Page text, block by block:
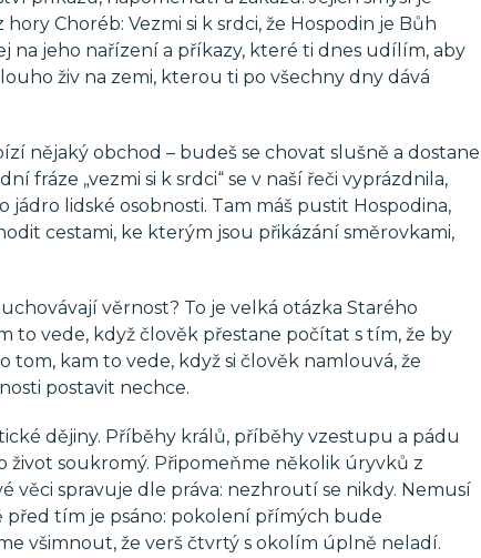
Choréb: Vezmi si k srdci, že Hospodin je Bůh
na jeho nařízení a příkazy, které ti dnes udílím, aby
živ na zemi, kterou ti po všechny dny dává
nějaký obchod – budeš se chovat slušně a dostane
fráze „vezmi si k srdci“ se v naší řeči vyprázdnila,
jádro lidské osobnosti. Tam máš pustit Hospodina,
cestami, ke kterým jsou přikázání směrovkami,
věrnost? To je velká otázka Starého
to vede, když člověk přestane počítat s tím, že by
kam to vede, když si člověk namlouvá, že
postavit nechce.
dějiny. Příběhy králů, příběhy vzestupu a pádu
život soukromý. Připomeňme několik úryvků z
věci spravuje dle práva: nezhroutí se nikdy. Nemusí
před tím je psáno: pokolení přímých bude
všimnout, že verš čtvrtý s okolím úplně neladí.